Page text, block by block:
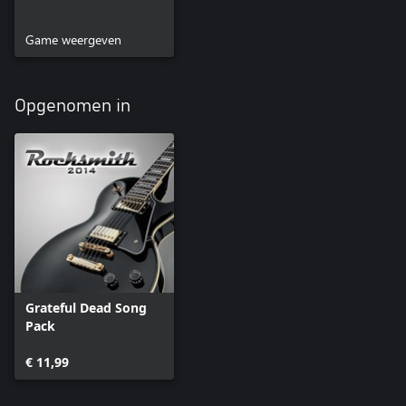
Game weergeven
Opgenomen in
Grateful Dead Song
Pack
€ 11,99